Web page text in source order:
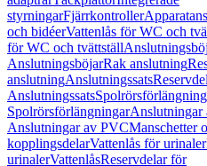
styrningarFjärrkontroller
och bidéerVattenlås för WC och
för WC och tvättställ
AnslutningsböjarRak anslutning
anslutningAnslutningssats
Anslutningssats
SpolrörsförlängningarAnslutningar
Anslutningar av PVCManschetter
kopplingsdelarVattenlås för urinaler
urinalerVattenlåsReservdelar för